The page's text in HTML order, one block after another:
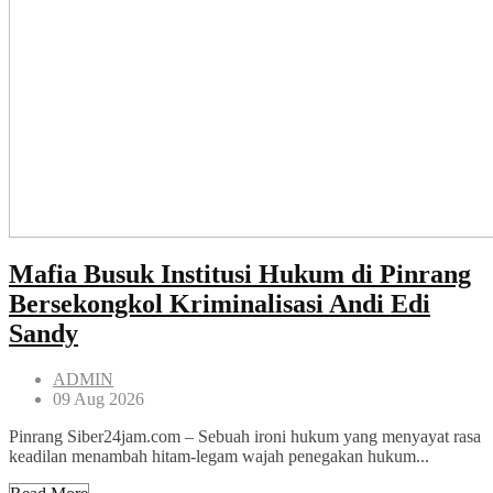
Mafia Busuk Institusi Hukum di Pinrang
Bersekongkol Kriminalisasi Andi Edi
Sandy
ADMIN
09 Aug 2026
Pinrang Siber24jam.com – Sebuah ironi hukum yang menyayat rasa
keadilan menambah hitam-legam wajah penegakan hukum...